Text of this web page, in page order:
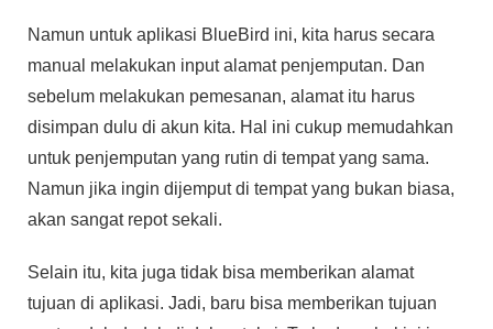
Namun untuk aplikasi BlueBird ini, kita harus secara
manual melakukan input alamat penjemputan. Dan
sebelum melakukan pemesanan, alamat itu harus
disimpan dulu di akun kita. Hal ini cukup memudahkan
untuk penjemputan yang rutin di tempat yang sama.
Namun jika ingin dijemput di tempat yang bukan biasa,
akan sangat repot sekali.
Selain itu, kita juga tidak bisa memberikan alamat
tujuan di aplikasi. Jadi, baru bisa memberikan tujuan